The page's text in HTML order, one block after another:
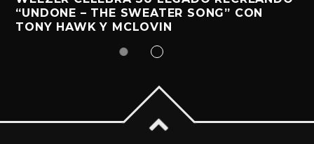
“UNDONE – THE SWEATER SONG” CON
TONY HAWK Y MCLOVIN